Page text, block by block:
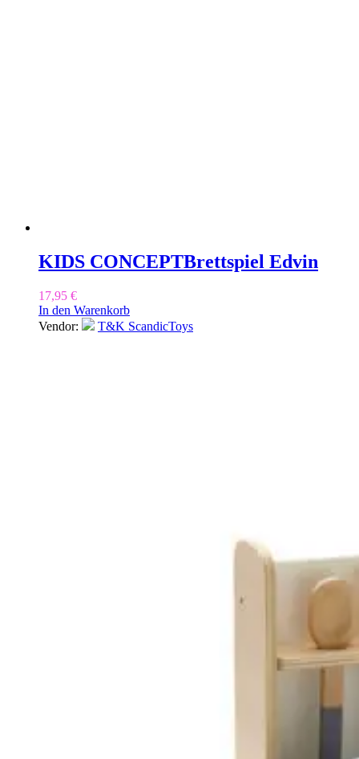
KIDS CONCEPTBrettspiel Edvin
17,95 €
In den Warenkorb
Vendor:
T&K ScandicToys